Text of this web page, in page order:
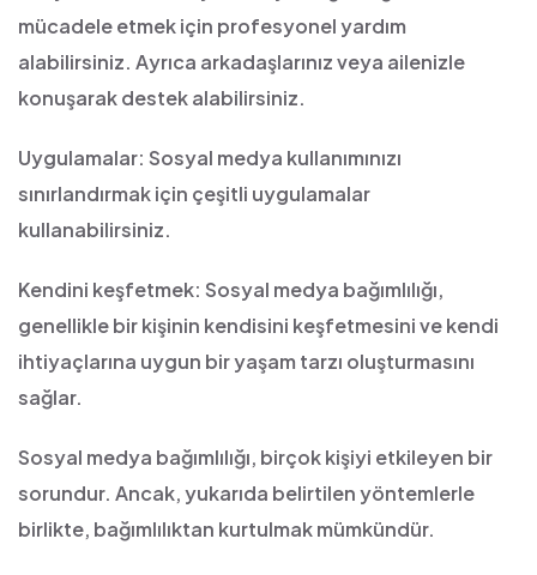
mücadele etmek için profesyonel yardım
alabilirsiniz. Ayrıca arkadaşlarınız veya ailenizle
konuşarak destek alabilirsiniz.
Uygulamalar: Sosyal medya kullanımınızı
sınırlandırmak için çeşitli uygulamalar
kullanabilirsiniz.
Kendini keşfetmek: Sosyal medya bağımlılığı,
genellikle bir kişinin kendisini keşfetmesini ve kendi
ihtiyaçlarına uygun bir yaşam tarzı oluşturmasını
sağlar.
Sosyal medya bağımlılığı, birçok kişiyi etkileyen bir
sorundur. Ancak, yukarıda belirtilen yöntemlerle
birlikte, bağımlılıktan kurtulmak mümkündür.